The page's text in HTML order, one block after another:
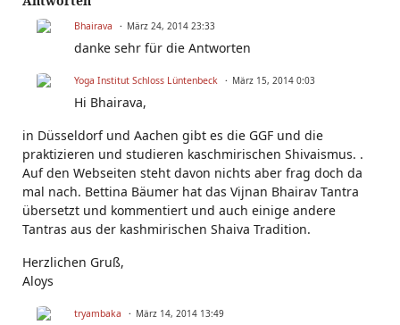
Bhairava März 24, 2014 23:33
danke sehr für die Antworten
Yoga Institut Schloss Lüntenbeck März 15, 2014 0:03
Hi Bhairava,
in Düsseldorf und Aachen gibt es die GGF und die
praktizieren und studieren kaschmirischen Shivaismus. .
Auf den Webseiten steht davon nichts aber frag doch da
mal nach. Bettina Bäumer hat das Vijnan Bhairav Tantra
übersetzt und kommentiert und auch einige andere
Tantras aus der kashmirischen Shaiva Tradition.
Herzlichen Gruß,
Aloys
tryambaka März 14, 2014 13:49